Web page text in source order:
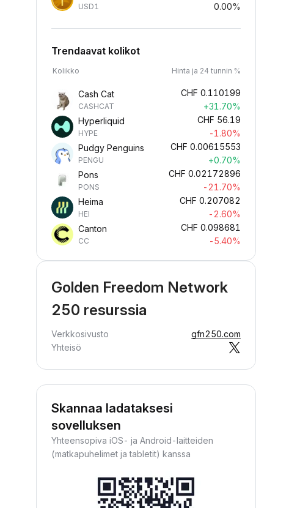
USD1
0.00%
Trendaavat kolikot
Kolikko Hinta ja 24 tunnin %
Cash Cat
CASHCAT
CHF 0.110199
+31.70%
Hyperliquid
HYPE
CHF 56.19
-1.80%
Pudgy Penguins
PENGU
CHF 0.00615553
+0.70%
Pons
PONS
CHF 0.02172896
-21.70%
Heima
HEI
CHF 0.207082
-2.60%
Canton
CC
CHF 0.098681
-5.40%
Golden Freedom Network
250 resurssia
Verkkosivusto
gfn250.com
Yhteisö
Skannaa ladataksesi
sovelluksen
Yhteensopiva iOS- ja Android-laitteiden
(matkapuhelimet ja tabletit) kanssa